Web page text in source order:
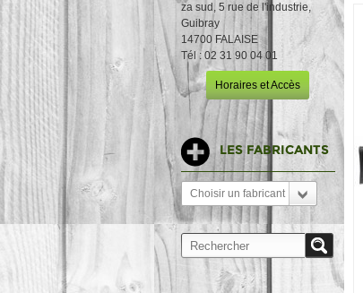
za sud, 5 rue de l'industrie,
Guibray
14700 FALAISE
Tél : 02 31 90 04 01
Horaires et Accès
LES FABRICANTS
Choisir un fabricant